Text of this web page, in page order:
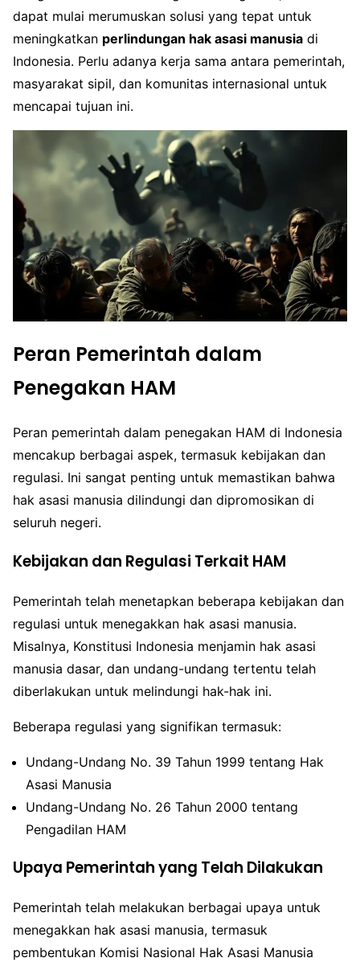
dapat mulai merumuskan solusi yang tepat untuk
meningkatkan perlindungan hak asasi manusia di
Indonesia. Perlu adanya kerja sama antara pemerintah,
masyarakat sipil, dan komunitas internasional untuk
mencapai tujuan ini.
Peran Pemerintah dalam
Penegakan HAM
Peran pemerintah dalam penegakan HAM di Indonesia
mencakup berbagai aspek, termasuk kebijakan dan
regulasi. Ini sangat penting untuk memastikan bahwa
hak asasi manusia dilindungi dan dipromosikan di
seluruh negeri.
Kebijakan dan Regulasi Terkait HAM
Pemerintah telah menetapkan beberapa kebijakan dan
regulasi untuk menegakkan hak asasi manusia.
Misalnya, Konstitusi Indonesia menjamin hak asasi
manusia dasar, dan undang-undang tertentu telah
diberlakukan untuk melindungi hak-hak ini.
Beberapa regulasi yang signifikan termasuk:
Undang-Undang No. 39 Tahun 1999 tentang Hak
Asasi Manusia
Undang-Undang No. 26 Tahun 2000 tentang
Pengadilan HAM
Upaya Pemerintah yang Telah Dilakukan
Pemerintah telah melakukan berbagai upaya untuk
menegakkan hak asasi manusia, termasuk
pembentukan Komisi Nasional Hak Asasi Manusia